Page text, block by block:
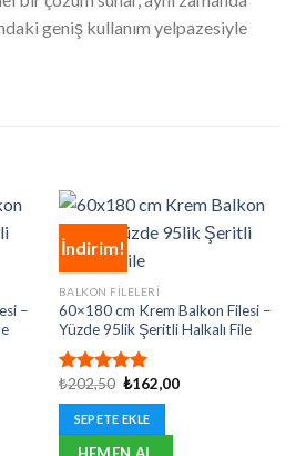
geniş kullanım yelpazesiyle
–
İndirim!
BALKON FILELERI
60×180 cm Krem Balkon Filesi –
Yüzde 95lik Şeritli Halkalı File
5 üzerinden
5.00oy
aldı
₺202,50 Orijinal
₺202,50.
₺162,00Şu
SEPETE EKLE